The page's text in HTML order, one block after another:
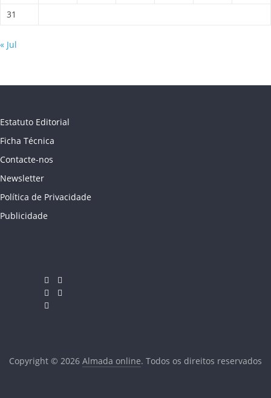
31
« Jul
Estatuto Editorial
Ficha Técnica
Contacte-nos
Newsletter
Política de Privacidade
Publicidade
Copyright © 2026 Almada online. Todos os direitos reservados